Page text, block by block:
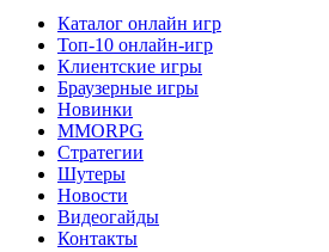
Каталог онлайн игр
Топ-10 онлайн-игр
Клиентские игры
Браузерные игры
Новинки
MMORPG
Стратегии
Шутеры
Новости
Видеогайды
Контакты